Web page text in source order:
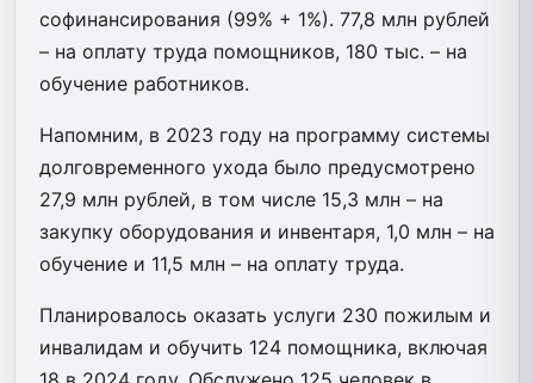
софинансирования (99% + 1%). 77,8 млн рублей
– на оплату труда помощников, 180 тыс. – на
обучение работников.
Напомним, в 2023 году на программу системы
долговременного ухода было предусмотрено
27,9 млн рублей, в том числе 15,3 млн – на
закупку оборудования и инвентаря, 1,0 млн – на
обучение и 11,5 млн – на оплату труда.
Планировалось оказать услуги 230 пожилым и
инвалидам и обучить 124 помощника, включая